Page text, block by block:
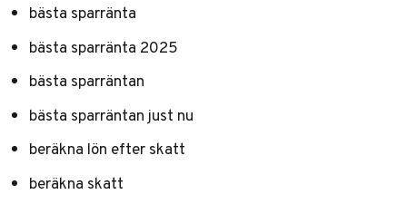
bästa sparränta
bästa sparränta 2025
bästa sparräntan
bästa sparräntan just nu
beräkna lön efter skatt
beräkna skatt